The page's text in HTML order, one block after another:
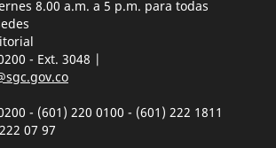
8.00 a.m. a 5 p.m. para todas
- Ext. 3048 |
- (601) 220 0100 - (601) 222 1811
07 97